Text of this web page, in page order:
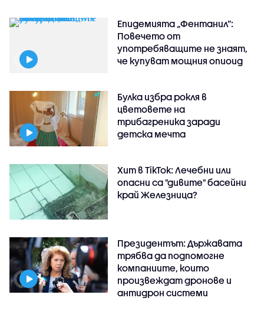
Епидемията „Фентанил”:
Повечето от
употребяващите не знаят,
че купуват мощния опиоид
Булка избра рокля в
цветовете на
трибагреника заради
детска мечта
Хит в TikTok: Лечебни или
опасни са "дивите" басейни
край Железница?
Президентът: Държавата
трябва да подпомогне
компаниите, които
произвеждат дронове и
антидрон системи